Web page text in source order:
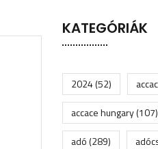
KATEGÓRIÁK
2024(52)
accace hungary(107)
adó(289)